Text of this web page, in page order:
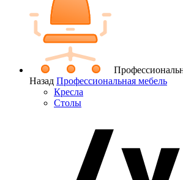
Назад Профессиональная мебель
Кресла
Столы